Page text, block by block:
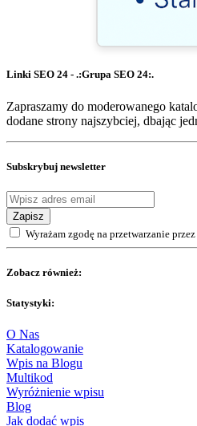
Linki SEO 24 - .:Grupa SEO 24:.
Zapraszamy do moderowanego
dodane strony najszybciej, dbając
Subskrybuj newsletter
Zapisz
Wyrażam zgodę na przetwarzanie
Zobacz również:
Statystyki:
O Nas
Katalogowanie
Wpis na Blogu
Multikod
Wyróżnienie wpisu
Blog
Jak dodać wpis